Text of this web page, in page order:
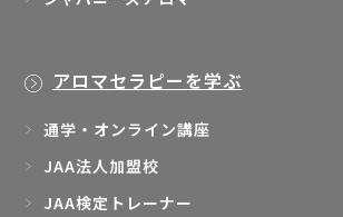
通学・オンライン講座
JAA法人加盟校
JAA検定トレーナー
JAA登録講師